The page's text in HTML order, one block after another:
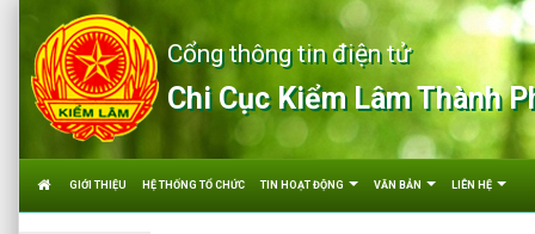
Cổng thông tin điện tử
Chi Cục Kiểm Lâm Thành
GIỚI THIỆU HỆ THỐNG TỔ CHỨC TIN HOẠT ĐỘNG VĂN BẢN LIÊN HỆ